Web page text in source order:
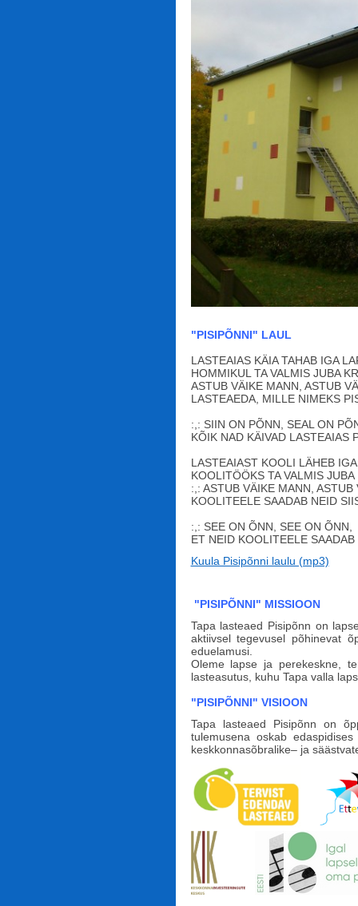
"PISIPÕNNI" LAUL
LASTEAIAS KÄIA TAHAB IGA
HOMMIKUL TA VALMIS JUBA
ASTUB VÄIKE MANN, ASTUB
LASTEAEDA, MILLE NIMEKS
:,: SIIN ON PÕNN, SEAL ON
KÕIK NAD KÄIVAD LASTEAIAS
LASTEAIAST KOOLI LÄHEB
KOOLITÖÖKS TA VALMIS JUBA
:,: ASTUB VÄIKE MANN, ASTUB
KOOLITEELE SAADAB NEID
:,: SEE ON ÕNN, SEE ON ÕNN,
ET NEID KOOLITEELE
Kuula Pisipõnni laulu (mp3)
"PISIPÕNNI" MISSIOON
Tapa lasteaed Pisipõnn on
aktiivsel tegevusel põhinevat
eduelamusi.
Oleme lapse ja perekeskne,
lasteasutus, kuhu Tapa valla
"PISIPÕNNI" VISIOON
Tapa lasteaed Pisipõnn on
tulemusena oskab
keskkonnasõbralike– ja